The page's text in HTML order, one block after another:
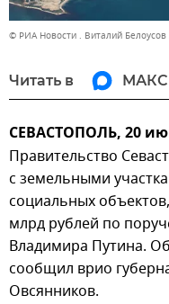
© РИА Новости . Виталий Белоусов
Читать в МАКС
СЕВАСТОПОЛЬ, 20
Правительство
с земельными
социальных
млрд рублей по
Владимира Путина.
сообщил врио
Овсянников.